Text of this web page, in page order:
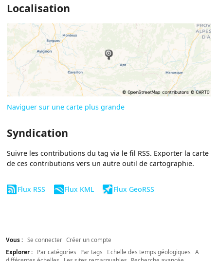
Localisation
Naviguer sur une carte plus grande
Syndication
Suivre les contributions du tag via le fil RSS. Exporter la carte
de ces contributions vers un autre outil de cartographie.
Flux RSS Flux KML Flux GeoRSS
Vous : Se connecter Créer un compte
Explorer :
Par catégories Par tags Echelle des temps géologiques
A